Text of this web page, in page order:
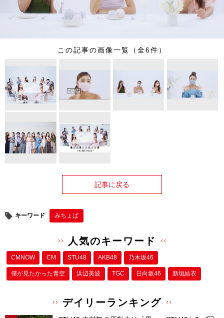
この記事の画像一覧（全6件）
記事に戻る
キーワード みちょぱ
人気のキーワード
CMNOW CM STU48 AKB48 乃木坂46
僕が⾒たかった⻘空 浜辺美波 TGC 日向坂46 新垣結衣
デイリーランキング